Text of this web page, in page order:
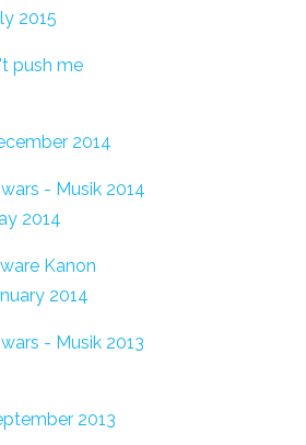
2015
push me
2014
- Musik 2014
2014
Kanon
2014
- Musik 2013
2013